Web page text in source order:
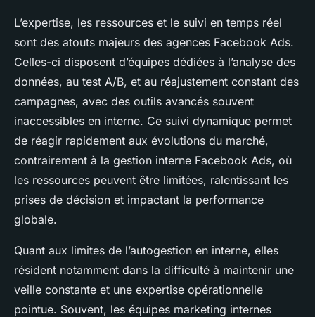
L’expertise, les ressources et le suivi en temps réel
sont des atouts majeurs des agences Facebook Ads.
Celles-ci disposent d’équipes dédiées à l’analyse des
données, au test A/B, et au réajustement constant des
campagnes, avec des outils avancés souvent
inaccessibles en interne. Ce suivi dynamique permet
de réagir rapidement aux évolutions du marché,
contrairement à la gestion interne Facebook Ads, où
les ressources peuvent être limitées, ralentissant les
prises de décision et impactant la performance
globale.
Quant aux limites de l’autogestion en interne, elles
résident notamment dans la difficulté à maintenir une
veille constante et une expertise opérationnelle
pointue. Souvent, les équipes marketing internes